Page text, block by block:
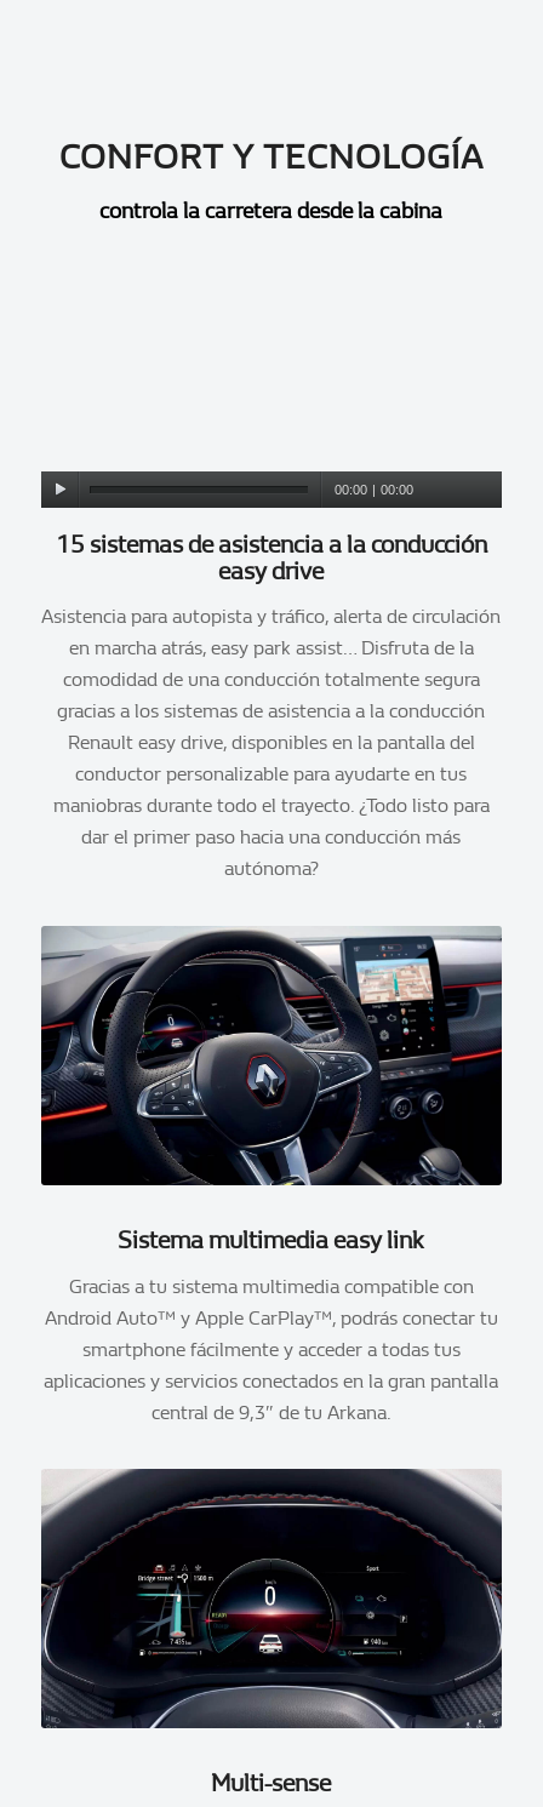
CONFORT Y TECNOLOGÍA
controla la carretera desde la cabina
00:00 | 00:00
15 sistemas de asistencia a la conducción
easy drive
Asistencia para autopista y tráfico, alerta de circulación
en marcha atrás, easy park assist… Disfruta de la
comodidad de una conducción totalmente segura
gracias a los sistemas de asistencia a la conducción
Renault easy drive, disponibles en la pantalla del
conductor personalizable para ayudarte en tus
maniobras durante todo el trayecto. ¿Todo listo para
dar el primer paso hacia una conducción más
autónoma?
Sistema multimedia easy link
Gracias a tu sistema multimedia compatible con
Android Auto™ y Apple CarPlay™, podrás conectar tu
smartphone fácilmente y acceder a todas tus
aplicaciones y servicios conectados en la gran pantalla
central de 9,3″ de tu Arkana.
Multi-sense